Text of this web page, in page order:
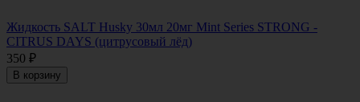
Жидкость SALT Husky 30мл 20мг Mint Series STRONG -
CITRUS DAYS (цитрусовый лёд)
350 ₽
В корзину